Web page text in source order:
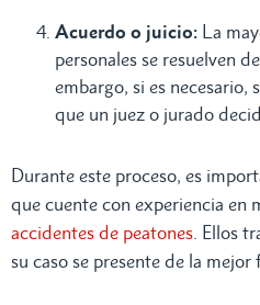
Acuerdo o juicio: La
personales se resuelven
embargo, si es necesario,
que un juez o jurado
Durante este proceso, es
que cuente con experiencia en
accidentes de peatones . Ellos
su caso se presente de la mejor